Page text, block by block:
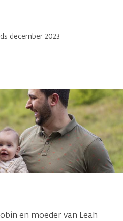
december 2023
en moeder van Leah